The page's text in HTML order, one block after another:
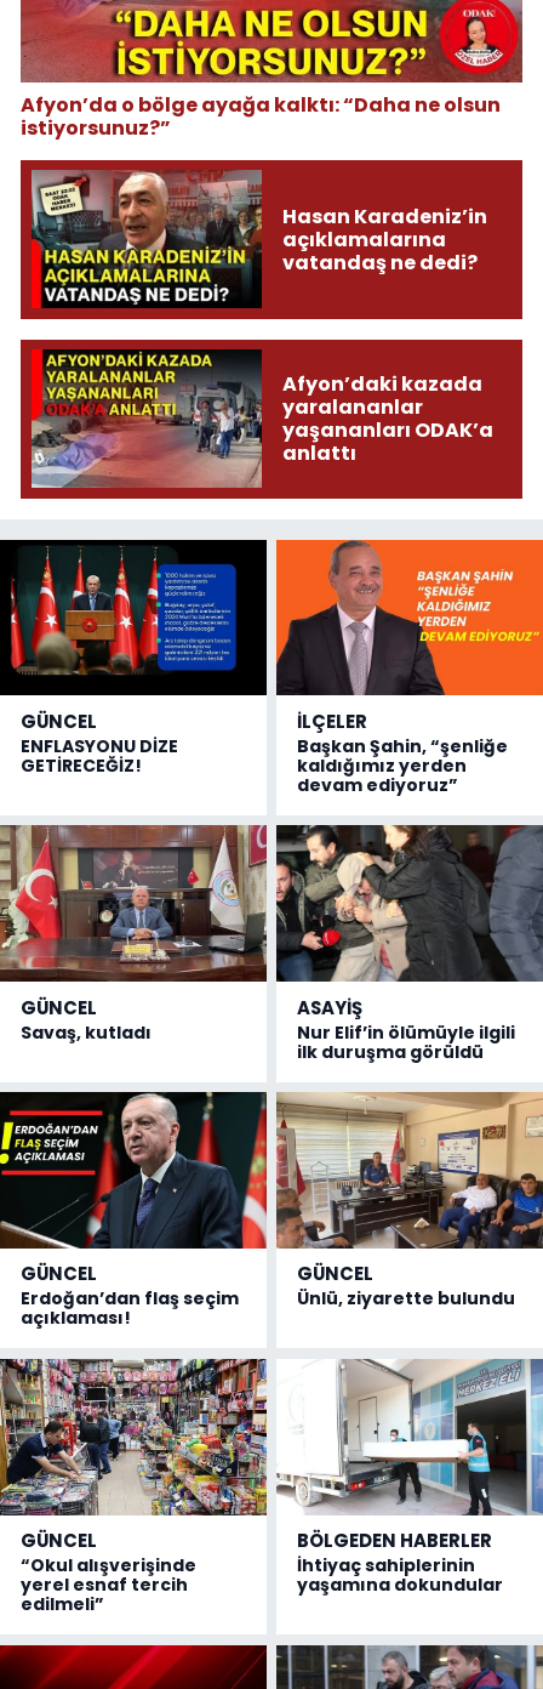
Afyon’da o bölge ayağa kalktı: “Daha ne olsun
istiyorsunuz?”
Hasan Karadeniz’in
açıklamalarına
vatandaş ne dedi?
Afyon’daki kazada
yaralananlar
yaşananları ODAK’a
anlattı
GÜNCEL
ENFLASYONU DİZE
GETİRECEĞİZ!
İLÇELER
Başkan Şahin, “şenliğe
kaldığımız yerden
devam ediyoruz”
GÜNCEL
Savaş, kutladı
ASAYİŞ
Nur Elif’in ölümüyle ilgili
ilk duruşma görüldü
GÜNCEL
Erdoğan’dan flaş seçim
açıklaması!
GÜNCEL
Ünlü, ziyarette bulundu
GÜNCEL
“Okul alışverişinde
yerel esnaf tercih
edilmeli”
BÖLGEDEN HABERLER
İhtiyaç sahiplerinin
yaşamına dokundular